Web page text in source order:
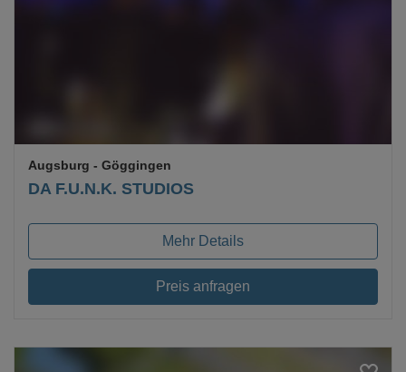
DA F.U.N.K. STUDIOS
Augsburg - Göggingen
Mehr Details
Preis anfragen